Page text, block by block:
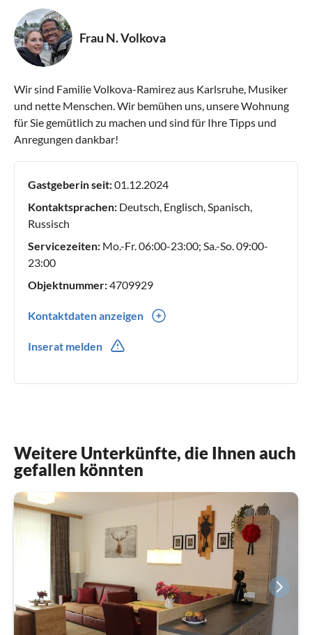
Frau N. Volkova
Wir sind Familie Volkova-Ramirez aus Karlsruhe, Musiker
und nette Menschen. Wir bemühen uns, unsere Wohnung
für Sie gemütlich zu machen und sind für Ihre Tipps und
Anregungen dankbar!
Gastgeberin seit:01.12.2024
Kontaktsprachen: Deutsch, Englisch, Spanisch,
Russisch
Servicezeiten: Mo.-Fr. 06:00-23:00; Sa.-So. 09:00-
23:00
Objektnummer:4709929
Kontaktdaten anzeigen
Inserat melden
Weitere Unterkünfte, die Ihnen auch
gefallen könnten